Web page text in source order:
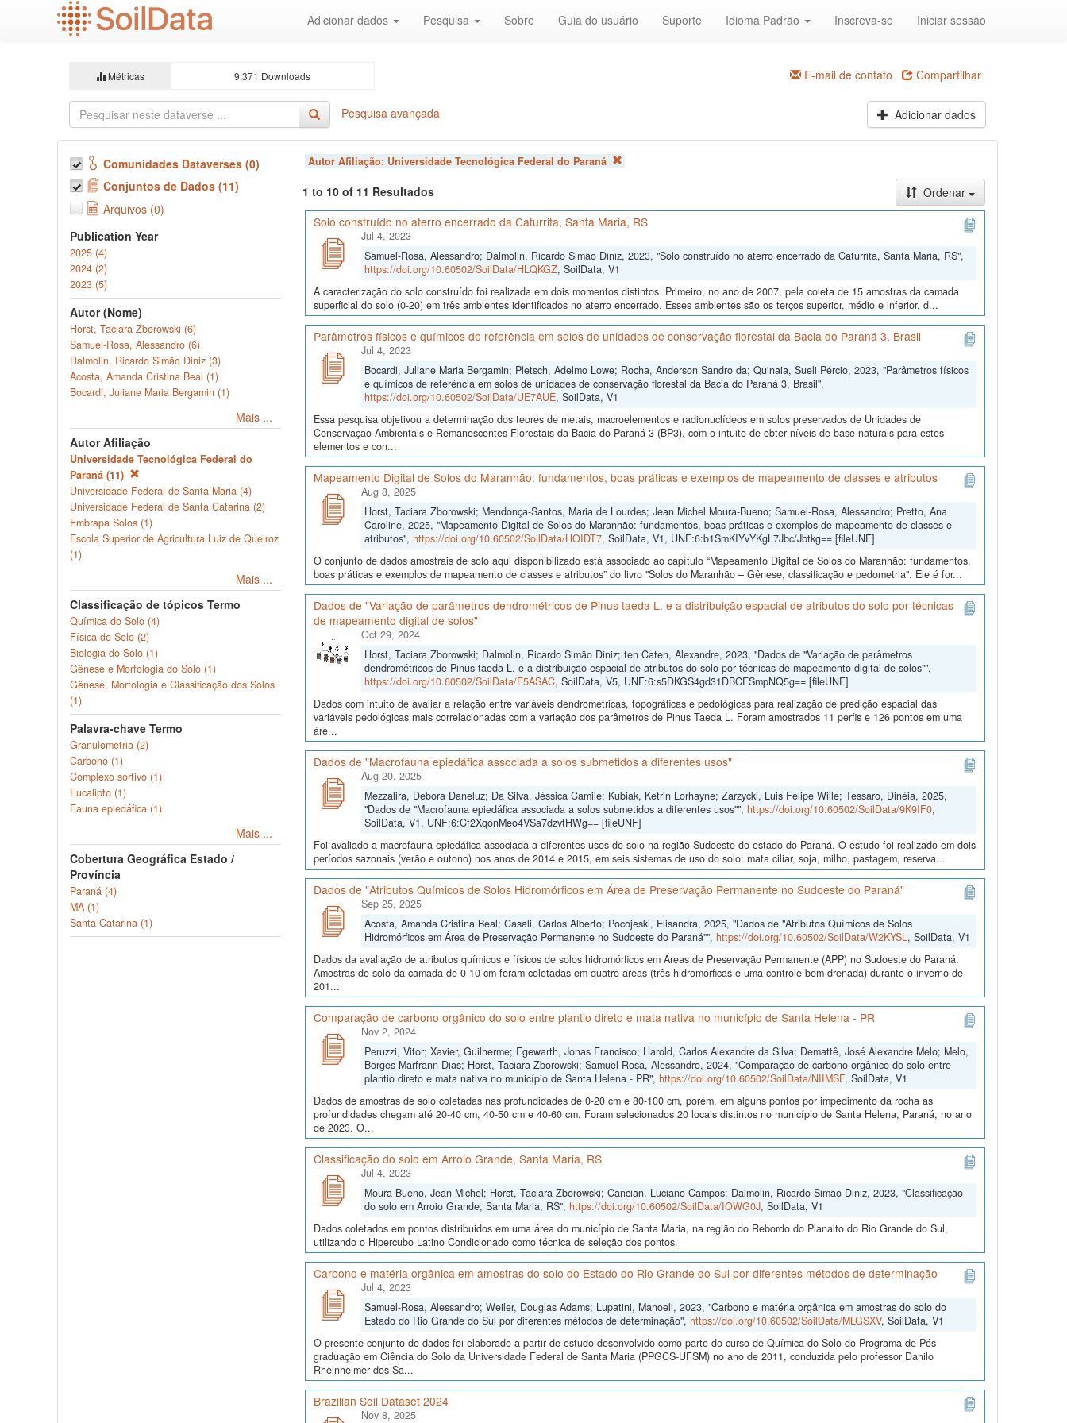
Adicionar dados Pesquisa Sobre Guia do usuário Suporte Idioma Padrão Inscreva-se Iniciar sessão
Métricas 9,371 Downloads E-mail de contato Compartilhar
Pesquisa avançada Adicionar dados
Comunidades Dataverses (0)
Conjuntos de Dados (11)
Arquivos (0)
Publication Year
2025 (4)
2024 (2)
2023 (5)
Autor (Nome)
Horst, Taciara Zborowski (6)
Samuel-Rosa, Alessandro (6)
Dalmolin, Ricardo Simão Diniz (3)
Acosta, Amanda Cristina Beal (1)
Bocardi, Juliane Maria Bergamin (1)
Mais ...
Autor Afiliação
Universidade Tecnológica Federal do
Paraná (11)
Universidade Federal de Santa Maria (4)
Universidade Federal de Santa Catarina (2)
Embrapa Solos (1)
Escola Superior de Agricultura Luiz de Queiroz
(1)
Mais ...
Classificação de tópicos Termo
Química do Solo (4)
Física do Solo (2)
Biologia do Solo (1)
Gênese e Morfologia do Solo (1)
Gênese, Morfologia e Classificação dos Solos
(1)
Palavra-chave Termo
Granulometria (2)
Carbono (1)
Complexo sortivo (1)
Eucalipto (1)
Fauna epiedáfica (1)
Mais ...
Cobertura Geográfica Estado /
Província
Paraná (4)
MA (1)
Santa Catarina (1)
Autor Afiliação: Universidade Tecnológica Federal do Paraná
1 to 10 of 11 Resultados
Ordenar
Solo construído no aterro encerrado da Caturrita, Santa Maria, RS
Jul 4, 2023
Samuel-Rosa, Alessandro; Dalmolin, Ricardo Simão Diniz, 2023, "Solo construído no aterro encerrado da Caturrita, Santa Maria, RS",
https://doi.org/10.60502/SoilData/HLQKGZ, SoilData, V1
A caracterização do solo construído foi realizada em dois momentos distintos. Primeiro, no ano de 2007, pela coleta de 15 amostras da camada
superficial do solo (0-20) em três ambientes identificados no aterro encerrado. Esses ambientes são os terços superior, médio e inferior, d...
Parâmetros físicos e químicos de referência em solos de unidades de conservação florestal da Bacia do Paraná 3, Brasil
Jul 4, 2023
Bocardi, Juliane Maria Bergamin; Pletsch, Adelmo Lowe; Rocha, Anderson Sandro da; Quinaia, Sueli Pércio, 2023, "Parâmetros físicos
e químicos de referência em solos de unidades de conservação florestal da Bacia do Paraná 3, Brasil",
https://doi.org/10.60502/SoilData/UE7AUE, SoilData, V1
Essa pesquisa objetivou a determinação dos teores de metais, macroelementos e radionuclídeos em solos preservados de Unidades de
Conservação Ambientais e Remanescentes Florestais da Bacia do Paraná 3 (BP3), com o intuito de obter níveis de base naturais para estes
elementos e con...
Mapeamento Digital de Solos do Maranhão: fundamentos, boas práticas e exemplos de mapeamento de classes e atributos
Aug 8, 2025
Horst, Taciara Zborowski; Mendonça-Santos, Maria de Lourdes; Jean Michel Moura-Bueno; Samuel-Rosa, Alessandro; Pretto, Ana
Caroline, 2025, "Mapeamento Digital de Solos do Maranhão: fundamentos, boas práticas e exemplos de mapeamento de classes e
atributos", https://doi.org/10.60502/SoilData/HOIDT7, SoilData, V1, UNF:6:b1SmKIYvYKgL7Jbc/Jbtkg== [fileUNF]
O conjunto de dados amostrais de solo aqui disponibilizado está associado ao capítulo “Mapeamento Digital de Solos do Maranhão: fundamentos,
boas práticas e exemplos de mapeamento de classes e atributos” do livro "Solos do Maranhão – Gênese, classificação e pedometria". Ele é for...
Dados de "Variação de parâmetros dendrométricos de Pinus taeda L. e a distribuição espacial de atributos do solo por técnicas
de mapeamento digital de solos"
Oct 29, 2024
Horst, Taciara Zborowski; Dalmolin, Ricardo Simão Diniz; ten Caten, Alexandre, 2023, "Dados de "Variação de parâmetros
dendrométricos de Pinus taeda L. e a distribuição espacial de atributos do solo por técnicas de mapeamento digital de solos"",
https://doi.org/10.60502/SoilData/F5ASAC, SoilData, V5, UNF:6:s5DKGS4gd31DBCESmpNQ5g== [fileUNF]
Dados com intuito de avaliar a relação entre variáveis dendrométricas, topográficas e pedológicas para realização de predição espacial das
variáveis pedológicas mais correlacionadas com a variação dos parâmetros de Pinus Taeda L. Foram amostrados 11 perfis e 126 pontos em uma
áre...
Dados de "Macrofauna epiedáfica associada a solos submetidos a diferentes usos"
Aug 20, 2025
Mezzalira, Debora Daneluz; Da Silva, Jéssica Camile; Kubiak, Ketrin Lorhayne; Zarzycki, Luis Felipe Wille; Tessaro, Dinéia, 2025,
"Dados de "Macrofauna epiedáfica associada a solos submetidos a diferentes usos"", https://doi.org/10.60502/SoilData/9K9IF0,
SoilData, V1, UNF:6:Cf2XqonMeo4VSa7dzvtHWg== [fileUNF]
Foi avaliado a macrofauna epiedáfica associada a diferentes usos de solo na região Sudoeste do estado do Paraná. O estudo foi realizado em dois
períodos sazonais (verão e outono) nos anos de 2014 e 2015, em seis sistemas de uso do solo: mata ciliar, soja, milho, pastagem, reserva...
Dados de "Atributos Químicos de Solos Hidromórficos em Área de Preservação Permanente no Sudoeste do Paraná"
Sep 25, 2025
Acosta, Amanda Cristina Beal; Casali, Carlos Alberto; Pocojeski, Elisandra, 2025, "Dados de "Atributos Químicos de Solos
Hidromórficos em Área de Preservação Permanente no Sudoeste do Paraná"", https://doi.org/10.60502/SoilData/W2KYSL, SoilData, V1
Dados da avaliação de atributos químicos e físicos de solos hidromórficos em Áreas de Preservação Permanente (APP) no Sudoeste do Paraná.
Amostras de solo da camada de 0-10 cm foram coletadas em quatro áreas (três hidromórficas e uma controle bem drenada) durante o inverno de
201...
Comparação de carbono orgânico do solo entre plantio direto e mata nativa no município de Santa Helena - PR
Nov 2, 2024
Peruzzi, Vitor; Xavier, Guilherme; Egewarth, Jonas Francisco; Harold, Carlos Alexandre da Silva; Demattê, José Alexandre Melo; Melo,
Borges Marfrann Dias; Horst, Taciara Zborowski; Samuel-Rosa, Alessandro, 2024, "Comparação de carbono orgânico do solo entre
plantio direto e mata nativa no município de Santa Helena - PR", https://doi.org/10.60502/SoilData/NIIMSF, SoilData, V1
Dados de amostras de solo coletadas nas profundidades de 0-20 cm e 80-100 cm, porém, em alguns pontos por impedimento da rocha as
profundidades chegam até 20-40 cm, 40-50 cm e 40-60 cm. Foram selecionados 20 locais distintos no município de Santa Helena, Paraná, no ano
de 2023. O...
Classificação do solo em Arroio Grande, Santa Maria, RS
Jul 4, 2023
Moura-Bueno, Jean Michel; Horst, Taciara Zborowski; Cancian, Luciano Campos; Dalmolin, Ricardo Simão Diniz, 2023, "Classificação
do solo em Arroio Grande, Santa Maria, RS", https://doi.org/10.60502/SoilData/IOWG0J, SoilData, V1
Dados coletados em pontos distribuidos em uma área do município de Santa Maria, na região do Rebordo do Planalto do Rio Grande do Sul,
utilizando o Hipercubo Latino Condicionado como técnica de seleção dos pontos.
Carbono e matéria orgânica em amostras do solo do Estado do Rio Grande do Sul por diferentes métodos de determinação
Jul 4, 2023
Samuel-Rosa, Alessandro; Weiler, Douglas Adams; Lupatini, Manoeli, 2023, "Carbono e matéria orgânica em amostras do solo do
Estado do Rio Grande do Sul por diferentes métodos de determinação", https://doi.org/10.60502/SoilData/MLGSXV, SoilData, V1
O presente conjunto de dados foi elaborado a partir de estudo desenvolvido como parte do curso de Química do Solo do Programa de Pós-
graduação em Ciência do Solo da Universidade Federal de Santa Maria (PPGCS-UFSM) no ano de 2011, conduzida pelo professor Danilo
Rheinheimer dos Sa...
Brazilian Soil Dataset 2024
Nov 8, 2025